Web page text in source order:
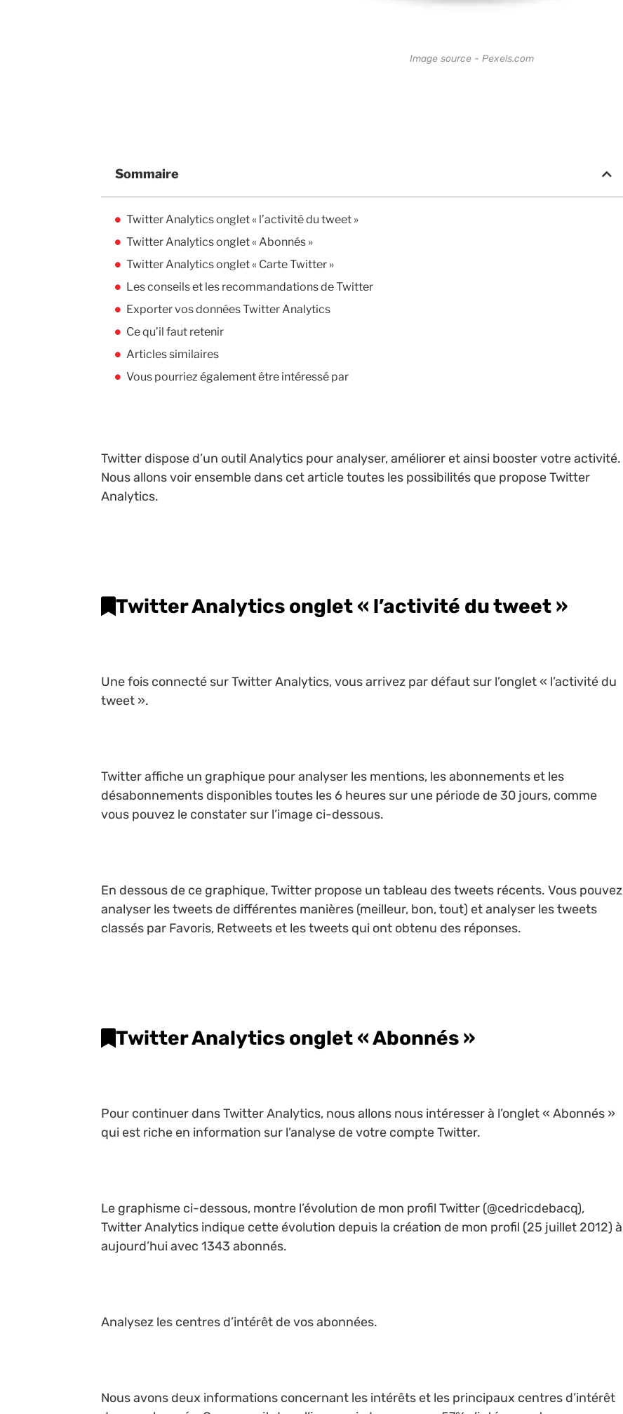
Image source - Pexels.com
Sommaire
Twitter Analytics onglet « l’activité du tweet »
Twitter Analytics onglet « Abonnés »
Twitter Analytics onglet « Carte Twitter »
Les conseils et les recommandations de Twitter
Exporter vos données Twitter Analytics
Ce qu’il faut retenir
Articles similaires
Vous pourriez également être intéressé par
Twitter dispose d’un outil Analytics pour analyser, améliorer et ainsi booster votre activité.
Nous allons voir ensemble dans cet article toutes les possibilités que propose Twitter
Analytics.
Twitter Analytics onglet « l’activité du tweet »
Une fois connecté sur Twitter Analytics, vous arrivez par défaut sur l’onglet « l’activité du
tweet ».
Twitter affiche un graphique pour analyser les mentions, les abonnements et les
désabonnements disponibles toutes les 6 heures sur une période de 30 jours, comme
vous pouvez le constater sur l’image ci-dessous.
En dessous de ce graphique, Twitter propose un tableau des tweets récents. Vous pouvez
analyser les tweets de différentes manières (meilleur, bon, tout) et analyser les tweets
classés par Favoris, Retweets et les tweets qui ont obtenu des réponses.
Twitter Analytics onglet « Abonnés »
Pour continuer dans Twitter Analytics, nous allons nous intéresser à l’onglet « Abonnés »
qui est riche en information sur l’analyse de votre compte Twitter.
Le graphisme ci-dessous, montre l’évolution de mon profil Twitter (@cedricdebacq),
Twitter Analytics indique cette évolution depuis la création de mon profil (25 juillet 2012) à
aujourd’hui avec 1343 abonnés.
Analysez les centres d’intérêt de vos abonnées.
Nous avons deux informations concernant les intérêts et les principaux centres d’intérêt